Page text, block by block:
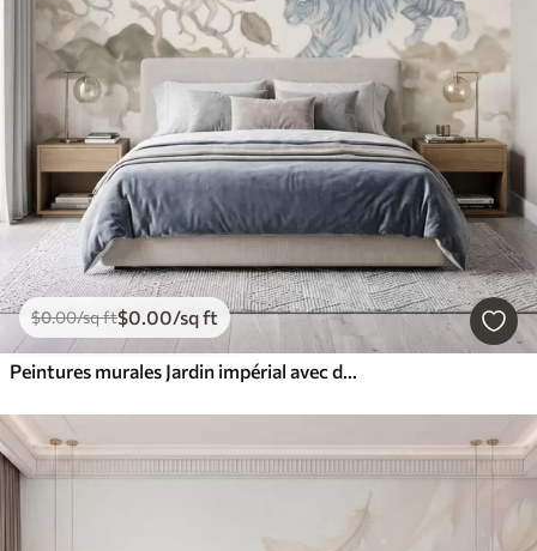
$0.00/sq ft$0.00/sq ft
Peintures murales Jardin impérial avec des animaux de style oriental : singe, léopard, tigre, paon et héron